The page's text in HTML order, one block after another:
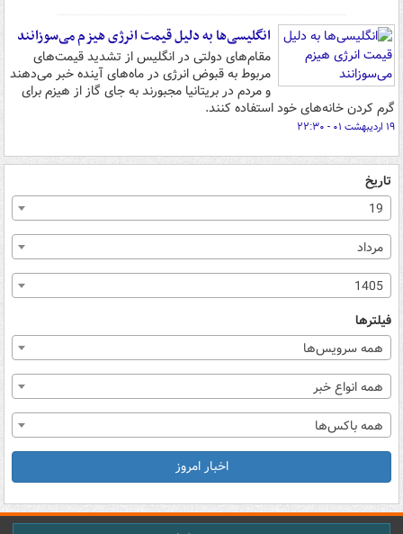
انگلیسی‌ها به دلیل قیمت انرژی هیزم می‌سوزانند
مقام‌های دولتی در انگلیس از تشدید قیمت‌های
مربوط به قبوض انرژی در ماه‌های آینده خبر می‌دهند
و مردم در بریتانیا مجبورند به جای گاز از هیزم برای
گرم کردن خانه‌های خود استفاده کنند.
۱۹ اردیبهشت ۰۱ - ۲۲:۳۰
تاریخ
19
مرداد
1405
فیلترها
همه سرویس‌ها
همه انواع خبر
همه باکس‌ها
اخبار امروز